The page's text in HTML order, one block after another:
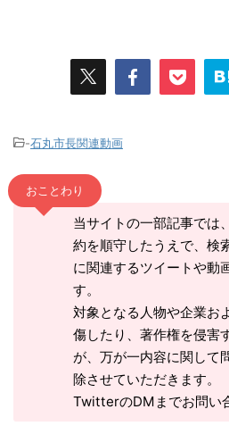
-石丸市長関連動画
おことわり
当サイトの一部記事では
約を順守したうえで、検
に関連するツイートや動
す。
対象となる人物や企業お
傷したり、著作権を侵害
が、万が一内容に関して
除させていただきます。
TwitterのDMまでお問い